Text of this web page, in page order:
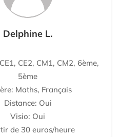
Delphine L.
CE2, CM1, CM2, 6ème,
5ème
Maths, Français
Distance: Oui
Visio: Oui
de 30 euros/heure